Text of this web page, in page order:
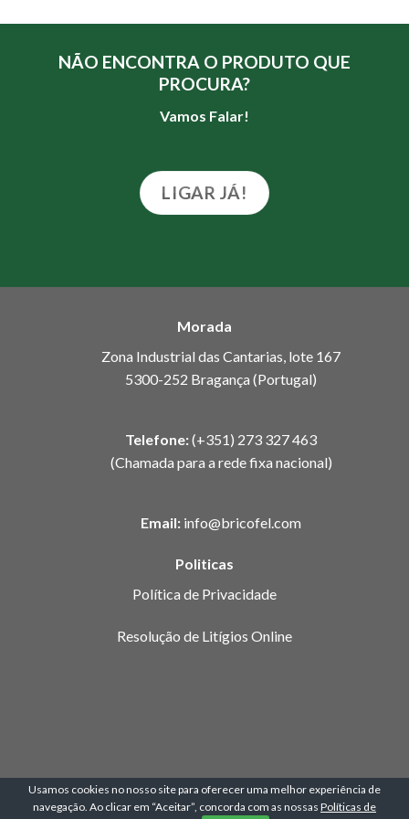
NÃO ENCONTRA O PRODUTO QUE
PROCURA?
Vamos Falar!
LIGAR JÁ!
Morada
Zona Industrial das Cantarias, lote 167
5300-252 Bragança (Portugal)
Telefone:(+351) 273 327 463
(Chamada para a rede fixa nacional)
Email: info@bricofel.com
Politicas
Política de Privacidade
Resolução de Litígios Online
Usamos cookies no nosso site para oferecer uma melhor experiência de
navegação. Ao clicar em “Aceitar”, concorda com as nossas Políticas de